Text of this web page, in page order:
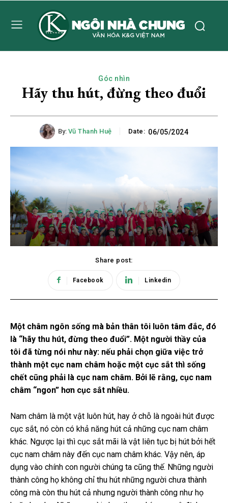
Góc nhìn
Hãy thu hút, đừng theo đuổi
By: Vũ Thanh Huệ Date: 06/05/2024
Share post:
Facebook Linkedin
Một châm ngôn sống mà bản thân tôi luôn tâm đắc, đó
là “hãy thu hút, đừng theo đuổi”. Một người thầy của
tôi đã từng nói như này: nếu phải chọn giữa việc trở
thành một cục nam châm hoặc một cục sắt thì sống
chết cũng phải là cục nam châm. Bởi lẽ rằng, cục nam
châm “ngon” hơn cục sắt nhiều.
Nam châm là một vật luôn hút, hay ở chỗ là ngoài hút được
cục sắt, nó còn có khả năng hút cả những cục nam châm
khác. Ngược lại thì cục sắt mãi là vật liên tục bị hút bởi hết
cục nam châm này đến cục nam châm khác. Vậy nên, áp
dụng vào chính con người chúng ta cũng thế. Những người
thành công họ không chỉ thu hút những người chưa thành
công mà còn thu hút cả nhưng người thành công như họ